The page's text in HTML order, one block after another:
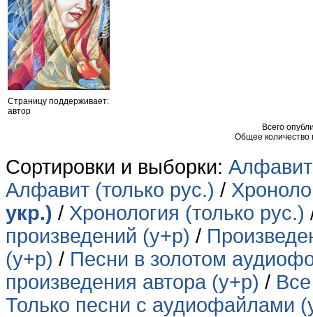
Страницу поддерживает:
автор
Всего
Общее количество
Сортировки и выборки:
Алфавит (только рус.) /
укр.) / Хронология (только рус.)
произведений (у+р) /
(у+р) / Песни в золотом
произведения автора (у+р) /
Только песни с аудиофайлами